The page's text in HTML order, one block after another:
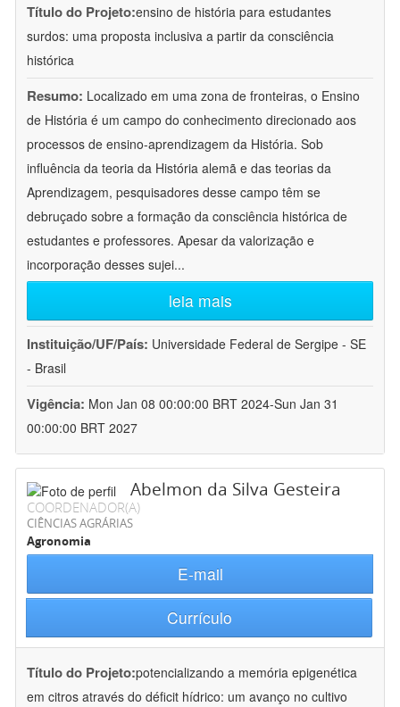
Título do Projeto:ensino de história para estudantes
surdos: uma proposta inclusiva a partir da consciência
histórica
Resumo: Localizado em uma zona de fronteiras, o Ensino
de História é um campo do conhecimento direcionado aos
processos de ensino-aprendizagem da História. Sob
influência da teoria da História alemã e das teorias da
Aprendizagem, pesquisadores desse campo têm se
debruçado sobre a formação da consciência histórica de
estudantes e professores. Apesar da valorização e
incorporação desses sujei...
leia mais
Instituição/UF/País: Universidade Federal de Sergipe - SE
- Brasil
Vigência: Mon Jan 08 00:00:00 BRT 2024-Sun Jan 31
00:00:00 BRT 2027
Abelmon da Silva Gesteira
COORDENADOR(A)
CIÊNCIAS AGRÁRIAS
Agronomia
E-mail
Currículo
Título do Projeto:potencializando a memória epigenética
em citros através do déficit hídrico: um avanço no cultivo